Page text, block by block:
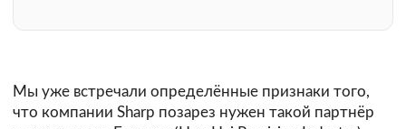
Мы уже встречали определённые признаки того,
что компании Sharp позарез нужен такой партнёр